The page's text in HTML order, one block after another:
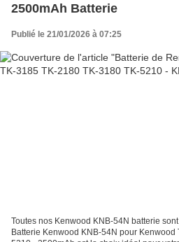
2500mAh Batterie
Publié le 21/01/2026 à 07:25
Toutes nos Kenwood KNB-54N batterie
Batterie Kenwood KNB-54N pour